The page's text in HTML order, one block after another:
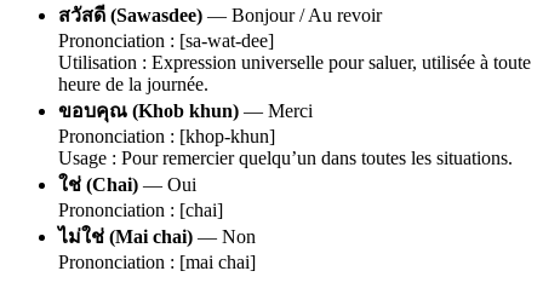
สวัสดี (Sawasdee) — Bonjour / Au revoir
Prononciation : [sa-wat-dee]
Utilisation : Expression universelle pour saluer, utilisée à toute
heure de la journée.
ขอบคุณ (Khob khun) — Merci
Prononciation : [khop-khun]
Usage : Pour remercier quelqu’un dans toutes les situations.
ใช่ (Chai) — Oui
Prononciation : [chai]
ไม่ใช่ (Mai chai) — Non
Prononciation : [mai chai]